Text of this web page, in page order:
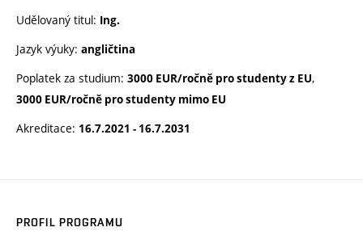
Udělovaný titul: Ing.
Jazyk výuky: angličtina
Poplatek za studium: 3000 EUR/ročně pro studenty z EU,
3000 EUR/ročně pro studenty mimo EU
Akreditace: 16.7.2021 - 16.7.2031
PROFIL PROGRAMU